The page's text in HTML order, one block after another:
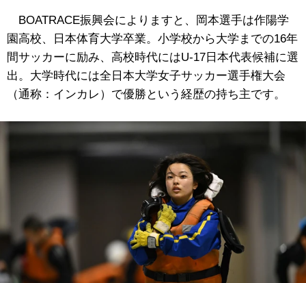
BOATRACE振興会によりますと、岡本選手は作陽学
園高校、日本体育大学卒業。小学校から大学までの16年
間サッカーに励み、高校時代にはU-17日本代表候補に選
出。大学時代には全日本大学女子サッカー選手権大会
（通称：インカレ）で優勝という経歴の持ち主です。